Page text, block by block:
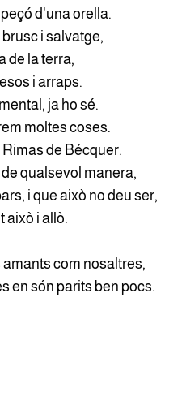
d'una orella.
i salvatge,
de la terra,
i arraps.
ja ho sé.
moltes coses.
de Bécquer.
qualsevol manera,
i que això no deu ser,
això i allò.
com nosaltres,
en són parits ben pocs.